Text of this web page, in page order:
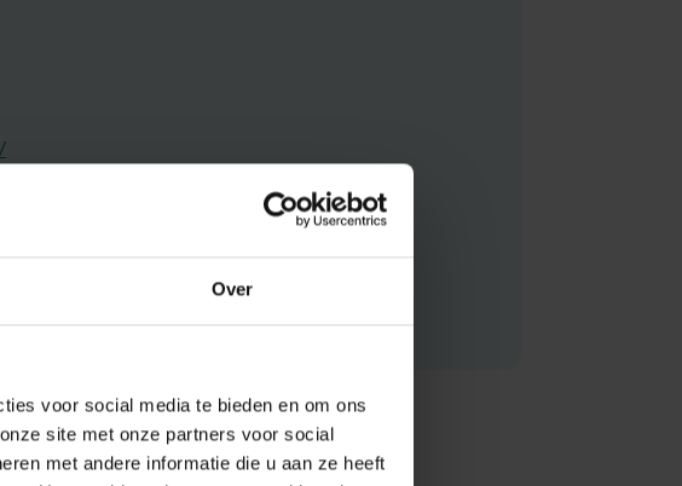
Over
voor social media te bieden en om ons
site met onze partners voor social
met andere informatie die u aan ze heeft